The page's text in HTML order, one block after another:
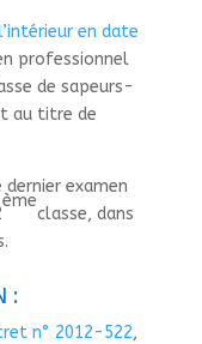
en date
professionnel
de sapeurs-
au titre de
examen
ème
classe, dans
:
n° 2012-522,